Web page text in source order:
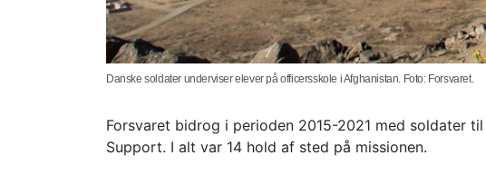
Danske soldater underviser elever på officersskole i Afghanistan. Foto: Forsvaret.
Forsvaret bidrog i perioden 2015-2021 med soldater
Support. I alt var 14 hold af sted på missionen.